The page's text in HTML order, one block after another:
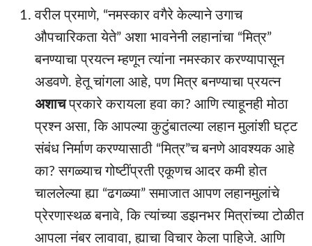
वरील प्रमाणे, “नमस्कार वगैरे केल्याने उगाच
औपचारिकता येते” अशा भावनेनी लहानांचा “मित्र”
बनण्याचा प्रयत्न म्हणून त्यांना नमस्कार करण्यापासून
अडवणे. हेतू चांगला आहे, पण मित्र बनण्याचा प्रयत्न
अशाचप्रकारे करायला हवा का? आणि त्याहूनही मोठा
प्रश्न असा, कि आपल्या कुटुंबातल्या लहान मुलांशी घट्ट
संबंध निर्माण करण्यासाठी “मित्र”च बनणे आवश्यक आहे
का? सगळ्याच गोष्टींप्रती एकूणच आदर कमी होत
चाललेल्या ह्या “ढगळ्या” समाजात आपण लहानमुलांचे
प्रेरणास्थळ बनावे, कि त्यांच्या डझनभर मित्रांच्या टोळीत
आपला नंबर लावावा, ह्याचा विचार केला पाहिजे. आणि